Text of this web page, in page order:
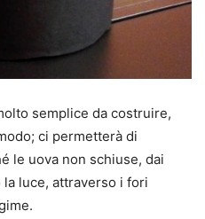
semplice da costruire,
ci permetterà di
le uova non schiuse, dai
luce, attraverso i fori